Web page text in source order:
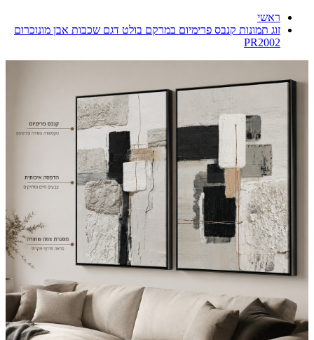
ראשי
זוג תמונות קנבס פרימיום במרקם בולט דגם שכבות אבן מונוכרום
PR2002